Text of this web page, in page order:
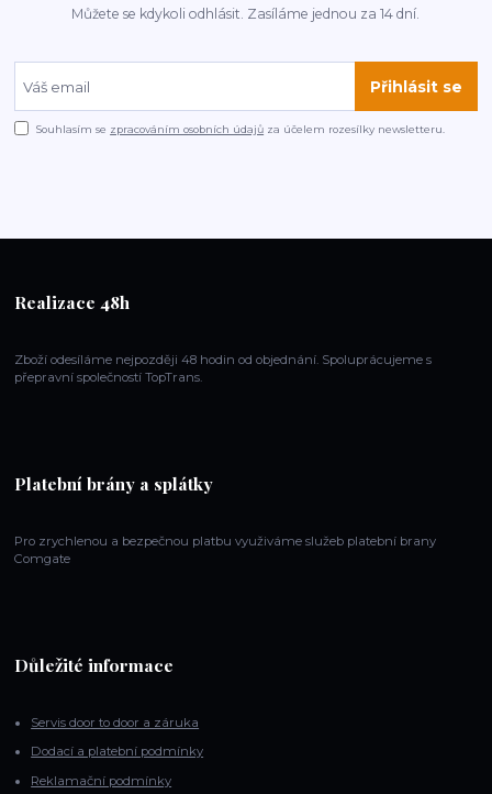
Můžete se kdykoli odhlásit. Zasíláme jednou za 14 dní.
Přihlásit se
Souhlasím se zpracováním osobních údajů za účelem rozesílky newsletteru.
Realizace 48h
Zboží odesíláme nejpozději 48 hodin od objednání. Spoluprácujeme s
přepravní společností TopTrans.
Platební brány a splátky
Pro zrychlenou a bezpečnou platbu využiváme služeb platební brany
Comgate
Důležité informace
Servis door to door a záruka
Dodací a platební podmínky
Reklamační podmínky